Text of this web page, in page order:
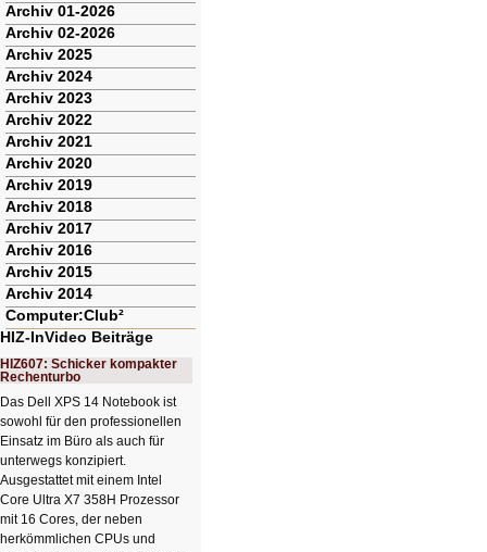
Archiv 01-2026
Archiv 02-2026
Archiv 2025
Archiv 2024
Archiv 2023
Archiv 2022
Archiv 2021
Archiv 2020
Archiv 2019
Archiv 2018
Archiv 2017
Archiv 2016
Archiv 2015
Archiv 2014
Computer:Club²
HIZ-InVideo Beiträge
HIZ607: Schicker kompakter
Rechenturbo
Das Dell XPS 14 Notebook ist
sowohl für den professionellen
Einsatz im Büro als auch für
unterwegs konzipiert.
Ausgestattet mit einem Intel
Core Ultra X7 358H Prozessor
mit 16 Cores, der neben
herkömmlichen CPUs und